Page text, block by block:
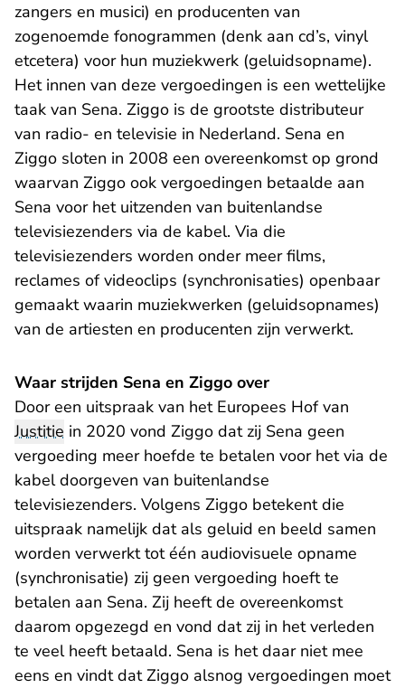
zangers en musici) en producenten van
zogenoemde fonogrammen (denk aan cd’s, vinyl
etcetera) voor hun muziekwerk (geluidsopname).
Het innen van deze vergoedingen is een wettelijke
taak van Sena. Ziggo is de grootste distributeur
van radio- en televisie in Nederland. Sena en
Ziggo sloten in 2008 een overeenkomst op grond
waarvan Ziggo ook vergoedingen betaalde aan
Sena voor het uitzenden van buitenlandse
televisiezenders via de kabel. Via die
televisiezenders worden onder meer films,
reclames of videoclips (synchronisaties) openbaar
gemaakt waarin muziekwerken (geluidsopnames)
van de artiesten en producenten zijn verwerkt.
Waar strijden Sena en Ziggo over
Door een uitspraak van het Europees Hof van
Justitie in 2020 vond Ziggo dat zij Sena geen
vergoeding meer hoefde te betalen voor het via de
kabel doorgeven van buitenlandse
televisiezenders. Volgens Ziggo betekent die
uitspraak namelijk dat als geluid en beeld samen
worden verwerkt tot één audiovisuele opname
(synchronisatie) zij geen vergoeding hoeft te
betalen aan Sena. Zij heeft de overeenkomst
daarom opgezegd en vond dat zij in het verleden
te veel heeft betaald. Sena is het daar niet mee
eens en vindt dat Ziggo alsnog vergoedingen moet